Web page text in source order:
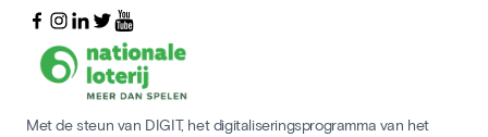
Met de steun van DIGIT, het digitaliseringsprogramma van het